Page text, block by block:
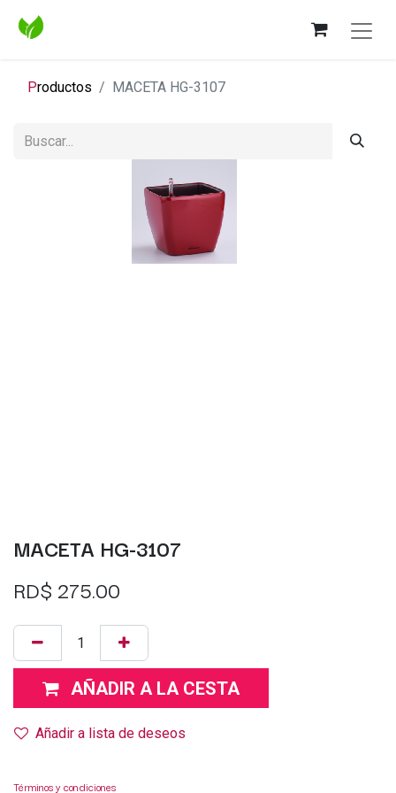
Productos MACETA HG-3107
MACETA HG-3107
RD$ 275.00
AÑADIR A LA CESTA
Añadir a lista de deseos
Términos y condiciones